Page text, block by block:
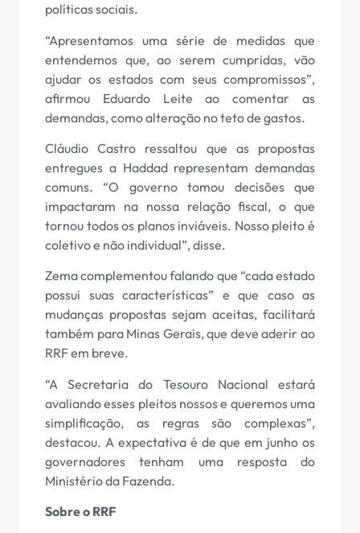
políticas sociais.
“Apresentamos uma série de medidas que
entendemos que, ao serem cumpridas, vão
ajudar os estados com seus compromissos”,
afirmou Eduardo Leite ao comentar as
demandas, como alteração no teto de gastos.
Cláudio Castro ressaltou que as propostas
entregues a Haddad representam demandas
comuns. “O governo tomou decisões que
impactaram na nossa relação fiscal, o que
tornou todos os planos inviáveis. Nosso pleito é
coletivo e não individual”, disse.
Zema complementou falando que “cada estado
possui suas características” e que caso as
mudanças propostas sejam aceitas, facilitará
também para Minas Gerais, que deve aderir ao
RRF em breve.
“A Secretaria do Tesouro Nacional estará
avaliando esses pleitos nossos e queremos uma
simplificação, as regras são complexas”,
destacou. A expectativa é de que em junho os
governadores tenham uma resposta do
Ministério da Fazenda.
Sobre o RRF